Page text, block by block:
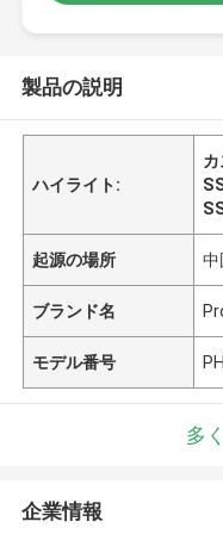
製品の説明
ハイライト:
起源の場所 中
ブランド名
モデル番号
多
企業情報